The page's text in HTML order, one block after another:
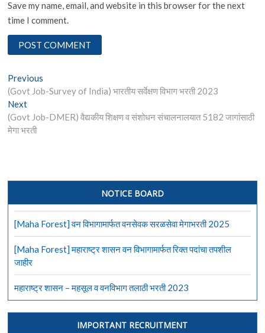
Save my name, email, and website in this browser for the next
time I comment.
Post
navigation
Previous
post:
(Govt Job-Survey of India) भारतीय सर्वेक्षण विभाग भरती 2023
NextNext
post:
(Govt Job-DMER) वैद्यकीय शिक्षण व संशोधन संचालनालयात 5182 जागांसाठी
मेगा भरती
NOTICE BOARD
[Maha Forest] वन विभागामार्फत वनसेवक सरळसेवा मेगाभरती 2025
[Maha Forest] महाराष्ट्र शासन वन विभागामार्फत रिक्त पदांचा तपशील
जाहीर
महाराष्ट्र शासन – महसूल व वनविभाग तलाठी भरती 2023
IMPORTANT RECRUITMENT